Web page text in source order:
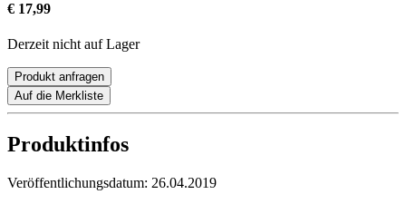
€ 17,99
Derzeit nicht auf Lager
Produkt anfragen
Auf die Merkliste
Produktinfos
Veröffentlichungsdatum: 26.04.2019